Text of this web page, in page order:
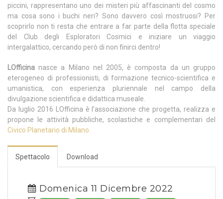
piccini, rappresentano uno dei misteri più affascinanti del cosmo
ma cosa sono i buchi neri? Sono davvero così mostruosi? Per
scoprirlo non ti resta che entrare a far parte della flotta speciale
del Club degli Esploratori Cosmici e iniziare un viaggio
intergalattico, cercando però di non finirci dentro!
LOfficina nasce a Milano nel 2005, è composta da un gruppo
eterogeneo di professionisti, di formazione tecnico-scientifica e
umanistica, con esperienza pluriennale nel campo della
divulgazione scientifica e didattica museale.
Da luglio 2016 LOfficina è l’associazione che progetta, realizza e
propone le attività pubbliche, scolastiche e complementari del
Civico Planetario di Milano.
Spettacolo Download
Domenica 11 Dicembre 2022